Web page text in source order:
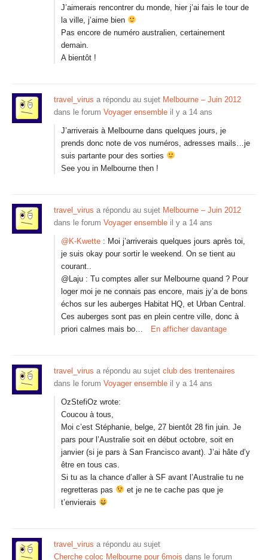
J’aimerais rencontrer du monde, hier j’ai fais le tour de
la ville, j’aime bien
Pas encore de numéro australien, certainement
demain.
A bientôt !
travel_virus a répondu au sujet Melbourne – Juin 2012
dans le forum Voyager ensemble il y a 14 ans
J’arriverais à Melbourne dans quelques jours, je
prends donc note de vos numéros, adresses mails…je
suis partante pour des sorties
See you in Melbourne then !
travel_virus a répondu au sujet Melbourne – Juin 2012
dans le forum Voyager ensemble il y a 14 ans
@K-Kwette : Moi j’arriverais quelques jours après toi,
je suis okay pour sortir le weekend. On se tient au
courant..
@Laju : Tu comptes aller sur Melbourne quand ? Pour
loger moi je ne connais pas encore, mais jy’a de bons
échos sur les auberges Habitat HQ, et Urban Central.
Ces auberges sont pas en plein centre ville, donc à
priori calmes mais bo…
En afficher davantage
travel_virus a répondu au sujet club des trentenaires
dans le forum Voyager ensemble il y a 14 ans
OzStefiOz wrote:
Coucou à tous,
Moi c’est Stéphanie, belge, 27 bientôt 28 fin juin. Je
pars pour l’Australie soit en début octobre, soit en
janvier (si je pars à San Francisco avant). J’ai hâte d’y
être en tous cas.
Si tu as la chance d’aller à SF avant l’Australie tu ne
regretteras pas
et je ne te cache pas que je
t’envierais
travel_virus a répondu au sujet
Cherche coloc Melbourne pour 6mois dans le forum